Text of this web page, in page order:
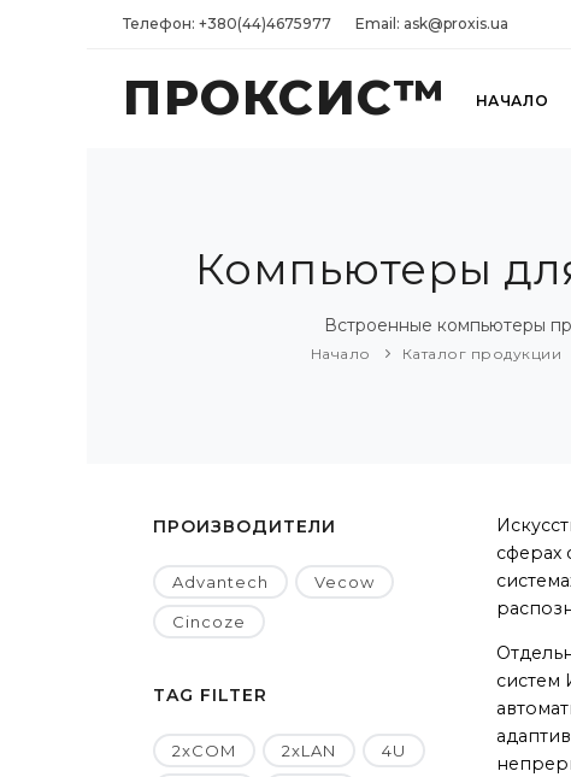
Телефон: +380(44)4675977 Email: ask@proxis.ua
ПРОКСИС™ НАЧАЛО
Компьютеры
Встроенные компьютеры
Начало Каталог продукции
ПРОИЗВОДИТЕЛИ
Advantech Vecow
Cincoze
TAG FILTER
2xCOM 2xLAN 4U
сферах
систем